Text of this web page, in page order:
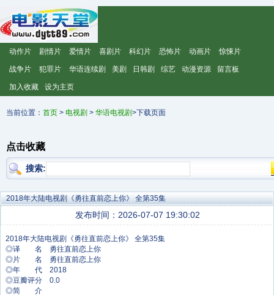
动作片 剧情片 爱情片 喜剧片 科幻片 恐怖片 动画片 惊悚片
战争片 犯罪片 华语连续剧 美剧 日韩剧 综艺 动漫资源 留言板
加入收藏 设为主页
当前位置： 首页 > 电视剧 > 华语电视剧>下载页面
点击收藏
搜索:
2018年大陆电视剧《勇往直前恋上你》 全第35集
发布时间：2026-07-07 19:30:02
◎译 名 勇往直前恋上你
◎片 名 勇往直前恋上你
◎年 代 2018
◎豆瓣评分 0.0
◎简 介